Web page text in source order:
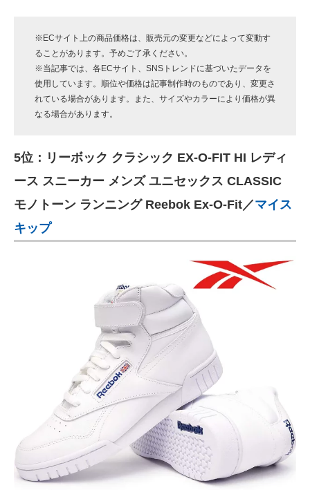
※ECサイト上の商品価格は、販売元の変更などによって変動す
ることがあります。予めご了承ください。
※当記事では、各ECサイト、SNSトレンドに基づいたデータを
使用しています。順位や価格は記事制作時のものであり、変更さ
れている場合があります。また、サイズやカラーにより価格が異
なる場合があります。
5位：リーボック クラシック EX-O-FIT HI レディ
ース スニーカー メンズ ユニセックス CLASSIC
モノトーン ランニング Reebok Ex-O-Fit／マイス
キップ